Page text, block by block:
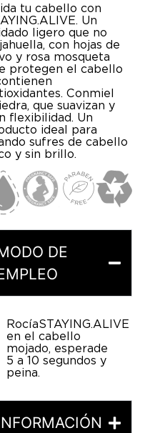
tu cabello con
Un
ligero que no
huella, con hojas de
y rosa mosqueta
protegen el cabello
Con miel
que suavizan y
flexibilidad. Un
ideal para
sufres de cabello
y sin brillo.
DE
Rocía STAYING.ALIVE
en el cabello
mojado, espera de
5 a 10 segundos y
peina.